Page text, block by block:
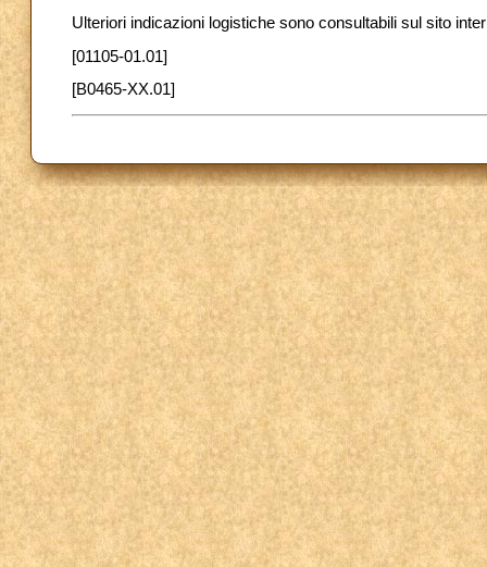
Ulteriori indicazioni logistiche sono consultabili sul sito
[01105-01.01]
[B0465-XX.01]